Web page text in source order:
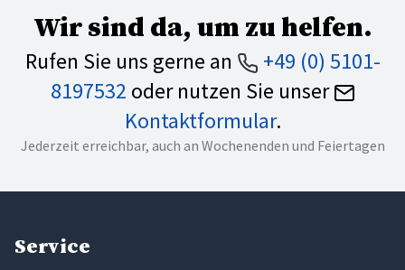
Wir sind da, um zu helfen.
Rufen Sie uns gerne an
+49 (0) 5101-
8197532 oder nutzen Sie unser
Kontaktformular.
Jederzeit erreichbar, auch an Wochenenden und Feiertagen
Service